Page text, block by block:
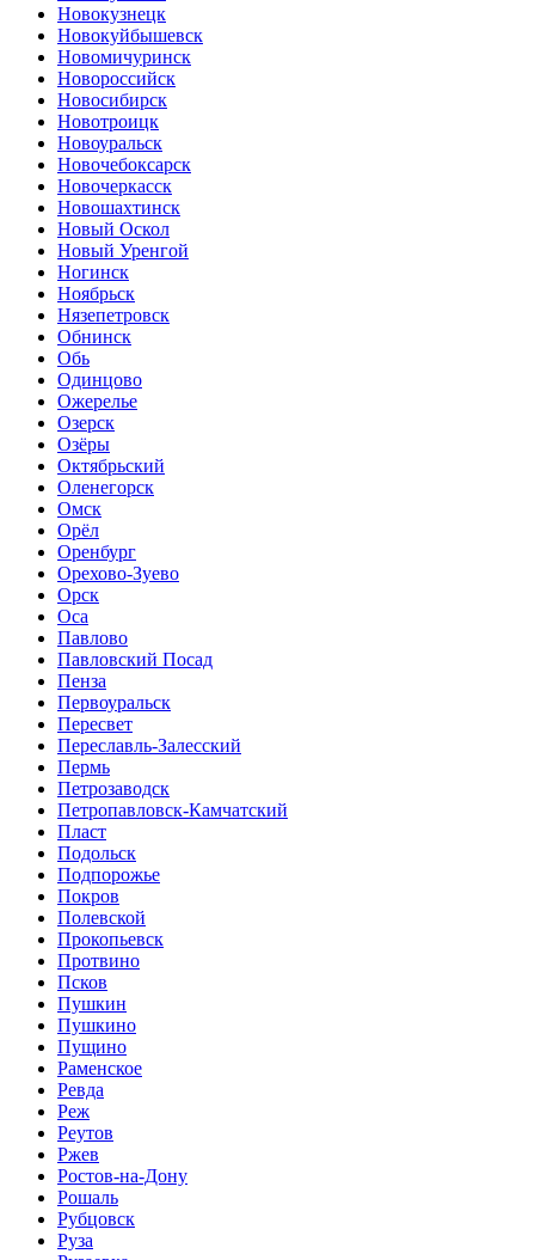
Новокузнецк
Новокуйбышевск
Новомичуринск
Новороссийск
Новосибирск
Новотроицк
Новоуральск
Новочебоксарск
Новочеркасск
Новошахтинск
Новый Оскол
Новый Уренгой
Ногинск
Ноябрьск
Нязепетровск
Обнинск
Обь
Одинцово
Ожерелье
Озерск
Озёры
Октябрьский
Оленегорск
Омск
Орёл
Оренбург
Орехово-Зуево
Орск
Оса
Павлово
Павловский Посад
Пенза
Первоуральск
Пересвет
Переславль-Залесский
Пермь
Петрозаводск
Петропавловск-Камчатский
Пласт
Подольск
Подпорожье
Покров
Полевской
Прокопьевск
Протвино
Псков
Пушкин
Пушкино
Пущино
Раменское
Ревда
Реж
Реутов
Ржев
Ростов-на-Дону
Рошаль
Рубцовск
Руза